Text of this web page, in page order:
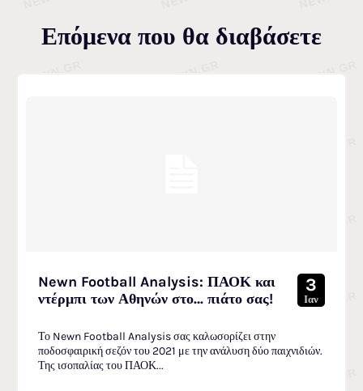
Επόμενα που θα διαβάσετε
Newn Football Analysis: ΠΑΟΚ και
ντέρμπι των Αθηνών στο… πιάτο σας!
3
Ιαν
Το Newn Football Analysis σας καλωσορίζει στην
ποδοσφαιρική σεζόν του 2021 με την ανάλυση δύο παιχνιδιών.
Της ισοπαλίας του ΠΑΟΚ...